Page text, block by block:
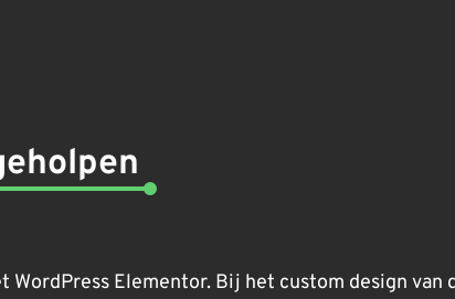
Elementor. Bij het custom design van